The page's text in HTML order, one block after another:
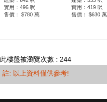
此樓盤被瀏覽次數 : 244
註: 以上資料僅供參考!